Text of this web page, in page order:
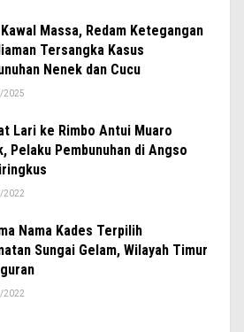
Massa, Redam Ketegangan
Tersangka Kasus
Nenek dan Cucu
2025
Lari ke Rimbo Antui Muaro
Pelaku Pembunuhan di Angso
2022
Nama Kades Terpilih
Sungai Gelam, Wilayah Timur
2022